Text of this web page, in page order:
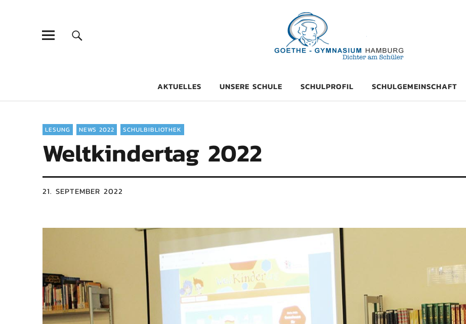
Goethe-Gymnasium Hamburg
AKTUELLES UNSERE SCHULE SCHULPROFIL SCHULGEMEINSCHAFT
LESUNG NEWS 2022 SCHULBIBLIOTHEK
Weltkindertag 2022
21. SEPTEMBER 2022